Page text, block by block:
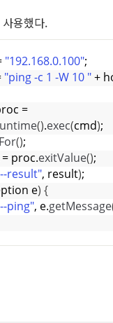
용했다.
"192.168.0.100";
"ping -c 1 -W 10 " +
=
().exec(cmd);
();
proc.exitValue();
result", result);
e) {
ping", e.getMessage